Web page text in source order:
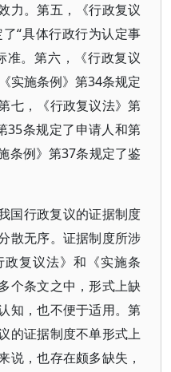
力。第五，《行政复议
“具体行政行为认定事
准。第六，《行政复议
实施条例》第34条规定
七，《行政复议法》第
35条规定了申请人和第
条例》第37条规定了鉴
国行政复议的证据制度
散无序。证据制度所涉
复议法》和《实施条
个条文之中，形式上缺
知，也不便于适用。第
的证据制度不单形式上
说，也存在颇多缺失，